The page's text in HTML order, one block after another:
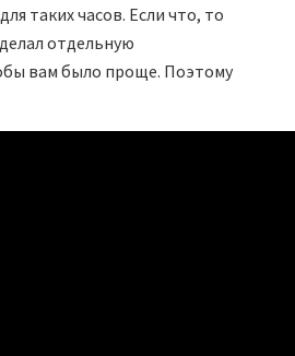
таких часов. Если что, то
отдельную
вам было проще. Поэтому